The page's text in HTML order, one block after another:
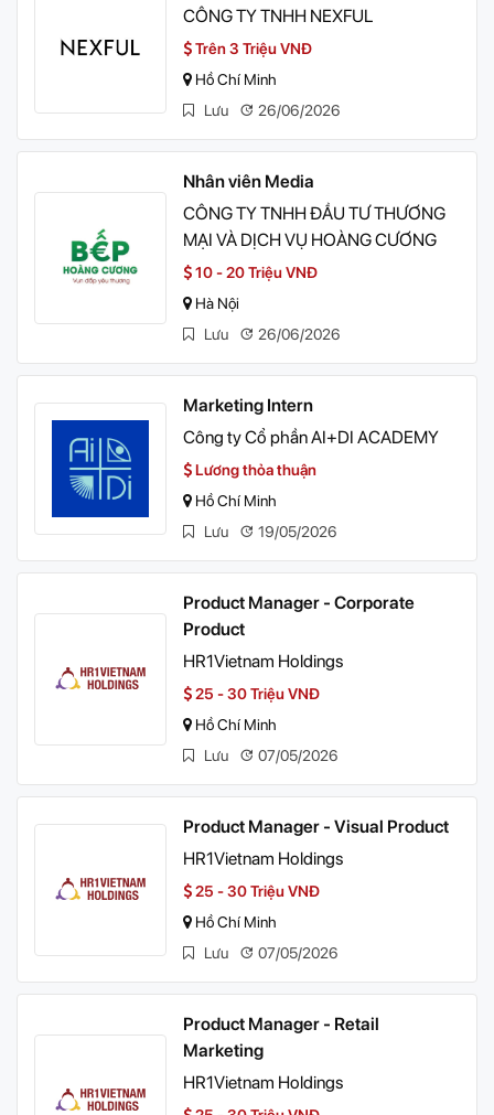
CÔNG TY TNHH NEXFUL
Trên 3 Triệu VNĐ
Hồ Chí Minh
Lưu
26/06/2026
Nhân viên Media
CÔNG TY TNHH ĐẦU TƯ THƯƠNG
MẠI VÀ DỊCH VỤ HOÀNG CƯƠNG
10 - 20 Triệu VNĐ
Hà Nội
Lưu
26/06/2026
Marketing Intern
Công ty Cổ phần AI+DI ACADEMY
Lương thỏa thuận
Hồ Chí Minh
Lưu
19/05/2026
Product Manager - Corporate
Product
HR1Vietnam Holdings
25 - 30 Triệu VNĐ
Hồ Chí Minh
Lưu
07/05/2026
Product Manager - Visual Product
HR1Vietnam Holdings
25 - 30 Triệu VNĐ
Hồ Chí Minh
Lưu
07/05/2026
Product Manager - Retail
Marketing
HR1Vietnam Holdings